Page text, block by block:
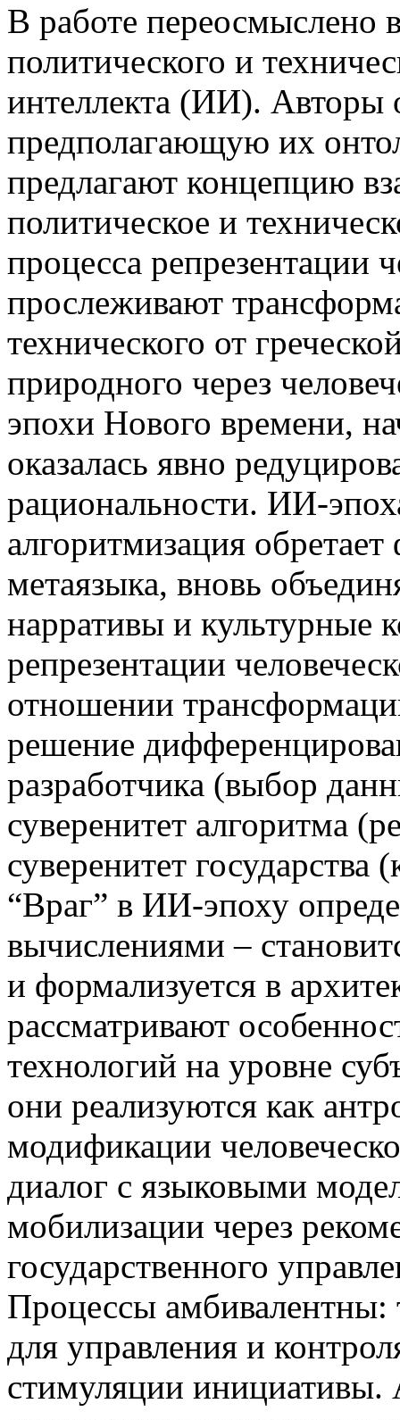
В работе переосмыслено
политического и
интеллекта (ИИ). Авторы
предполагающую их
предлагают концепцию
политическое и
процесса репрезентации
прослеживают
технического от
природного через
эпохи Нового времени,
оказалась явно
рациональности. ИИ-
алгоритмизация
метаязыка, вновь
нарративы и культурные
репрезентации
отношении
решение
разработчика (выбор
суверенитет алгоритма
суверенитет
“Враг” в ИИ-эпоху
вычислениями –
и формализуется в
рассматривают
технологий на уровне
они реализуются как
модификации
диалог с языковыми
мобилизации через
государственного
Процессы амбивалентны:
для управления и
стимуляции инициативы.